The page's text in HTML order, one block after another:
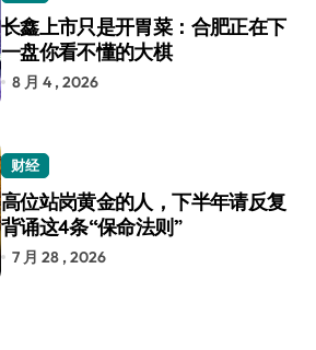
长鑫上市只是开胃菜：合肥正在下
一盘你看不懂的大棋
8 月 4 , 2026
财经
高位站岗黄金的人，下半年请反复
背诵这4条“保命法则”
7 月 28 , 2026